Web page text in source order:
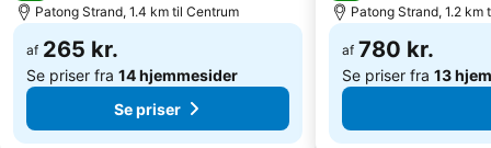
Patong Strand, 1.4 km til Centrum
af 265 kr.
Se priser fra 14 hjemmesider
Se priser
Patong Strand, 1.2 km
af 780 kr.
Se priser fra 13